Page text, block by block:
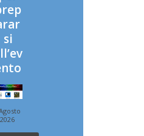
si
2026